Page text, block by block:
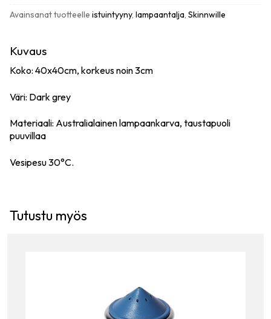
määrä
Avainsanat tuotteelle istuintyyny, lampaantalja, Skinnwille
Kuvaus
Koko: 40x40cm, korkeus noin 3cm
Väri: Dark grey
Materiaali: Australialainen lampaankarva, taustapuoli
puuvillaa
Vesipesu 30°C.
Tutustu myös